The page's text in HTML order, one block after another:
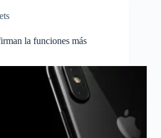
la funciones más